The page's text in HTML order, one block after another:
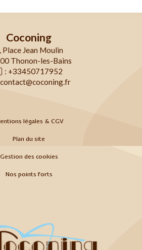
Coconing
Place Jean Moulin
Thonon-les-Bains
: +33450717952
contact@coconing.fr
légales & CGV
Plan du site
Gestion des cookies
Nos points forts